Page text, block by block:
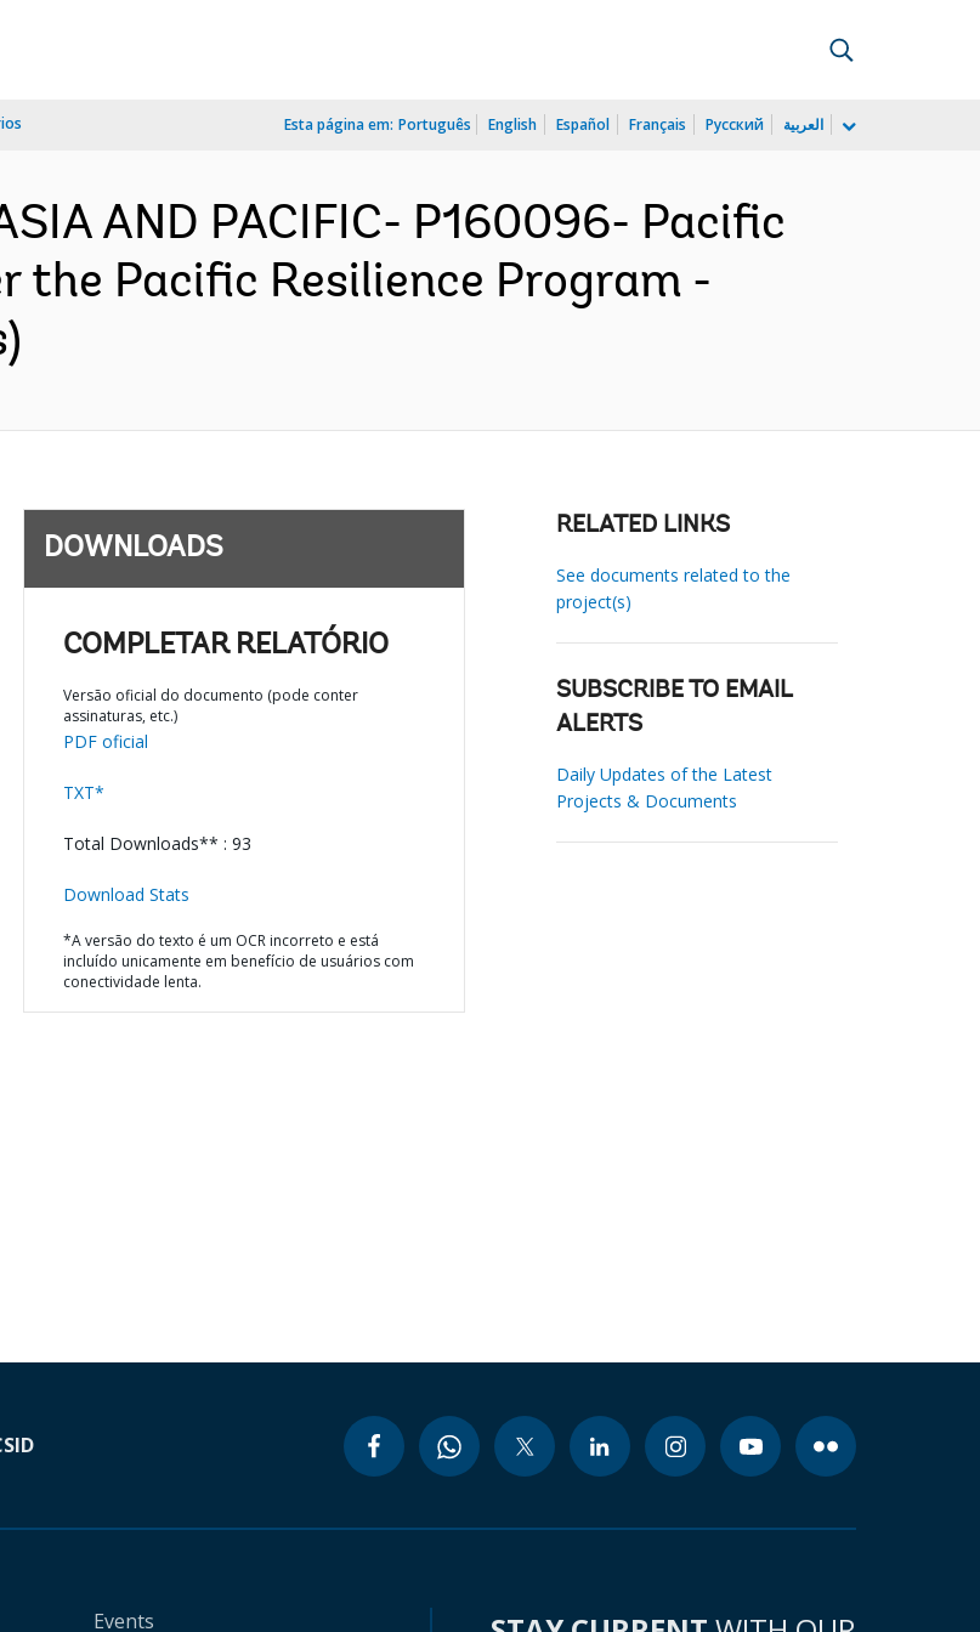
Esta página em: Português English Español Français Русский العربية
AND PACIFIC- P160096- Pacific
the Pacific Resilience Program -
DOWNLOADS
COMPLETAR RELATÓRIO
Versão oficial do documento (pode conter
assinaturas, etc.)
PDF oficial
TXT*
Total Downloads** : 93
Download Stats
*A versão do texto é um OCR incorreto e está
incluído unicamente em benefício de usuários com
conectividade lenta.
RELATED LINKS
See documents related to the
project(s)
SUBSCRIBE TO EMAIL
ALERTS
Daily Updates of the Latest
Projects & Documents
Events